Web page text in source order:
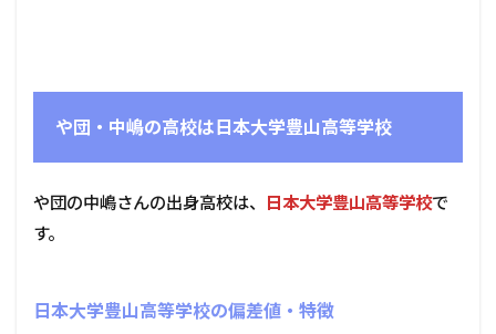
や団・中嶋の高校は日本大学豊山高等学校
や団の中嶋さんの出身高校は、 日本大学豊山高等学校で
す。
日本大学豊山高等学校の偏差値・特徴